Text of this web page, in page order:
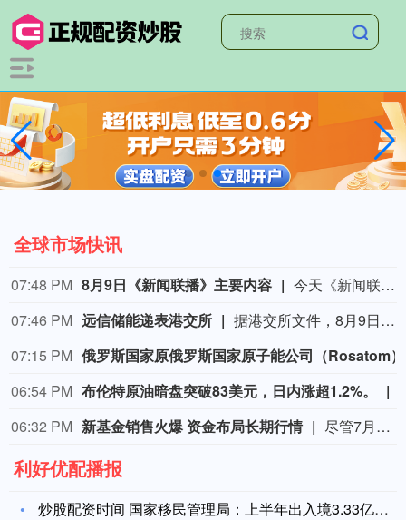
全球市场快讯
07:48 PM 8月9日《新闻联播》主要内容
今天《新闻联播》主要内容有：1.【新思想引领新征程】丰收背后的“稳”与“进”； 2.我国加快推进算力网建设； 3.我国加强对基础研究的长期稳定支持； 4.台风“白海豚”登陆 各地各部门全力应对； 5.7月份居民消费价格指数保持温和上涨； 6.我国加快自然资源“一张图”平台建设； 7.我国生态修复治理取得新成效； 8.【文化中国行】平遥古城活态保护焕发新光彩； 9.国内联播快讯： （1）我国地热资源直接利用规模稳居世界首位； （2）7月下旬全国在田蔬菜面积1.06亿亩 供应充足； （3）我国渤海首个千亿方大气田一期开发项目全面投产； （4）2026“百县对百校促就业行动”校地人才供需对接会举行； （5）第16届全国残疾人健身周活动启动； （6）《2026中国AI盛典》今晚总台央视综合频道播出； 10.伊朗称在美国接受其条件前不会重新开放霍尔木兹海峡： （1）伊媒称有证据显示 美军在对伊朗的军事行动中使用含磷弹药； （2）美媒称美“爱国者”导弹库存不足1700枚； 11.加拿大不列颠哥伦比亚省因林火快速蔓延进入紧急状态 大批居民撤离 美犹他州两处林火仍失控 消防直升机坠毁致两人死亡； 12.国际联播快讯： （1）俄驻日大使称日本谋“核”将招致反制； （2）保加利亚称境内爆炸无人机或来自乌克兰； （3）台风“白海豚”在日本和菲律宾引发灾情； （4）意大利埃特纳火山喷发影响机场航班。
07:46 PM 远信储能递表港交所
据港交所文件，8月9日，深圳市远信储能技术股份有限公司向港交所提交上市申请书，独家保荐人为招银国际。
07:15 PM
06:54 PM 布伦特原油暗盘突破83美元，日内涨超1.2%。
06:32 PM 新基金销售火爆 资金布局长期行情 尽管7月A股市场调整，但新发基金市场却呈现出冷暖反差，多只主动权益新品募集成绩亮眼。普通投资者踊跃认购新基金的背后，是不少基金经理对于当前科技行情长周期属性的深度研判，公募普遍判断AI产业浪潮不是短期主题炒作，科技浪潮的演绎周期也远不止半年。
利好优配播报
炒股配资时间 国家移民管理局：上半年出入境3.33亿人次 同